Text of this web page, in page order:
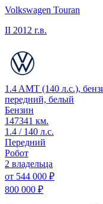
Volkswagen Touran
II 2012 г.в.
1.4 AMT (140 л.с.),
передний, белый
Бензин
147341 км.
1.4 / 140 л.с.
Передний
Робот
2 владельца
от 544 000 ₽
800 000 ₽